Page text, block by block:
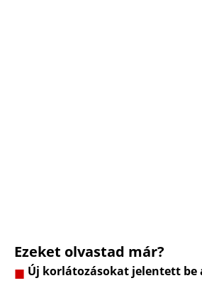
Ezeket olvastad már?
Új korlátozásokat jelentett